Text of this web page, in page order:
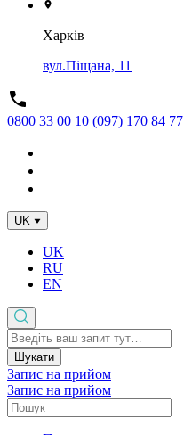
Харків
вул.Піщана, 11
0800 33 00 10 (097) 170 84 77
UK
UK
RU
EN
Шукати
Запис на прийом
Запис на прийом